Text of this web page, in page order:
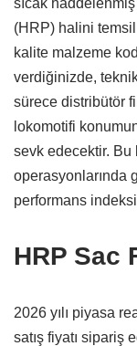
sıcak
(HRP) halini
kalite malzeme
verdiğinizde,
sürece distribütör
lokomotifi
sevk edecektir. Bu
operasyonlarında
performans
HRP Sac
2026 yılı piyasa
satış fiyatı sipariş